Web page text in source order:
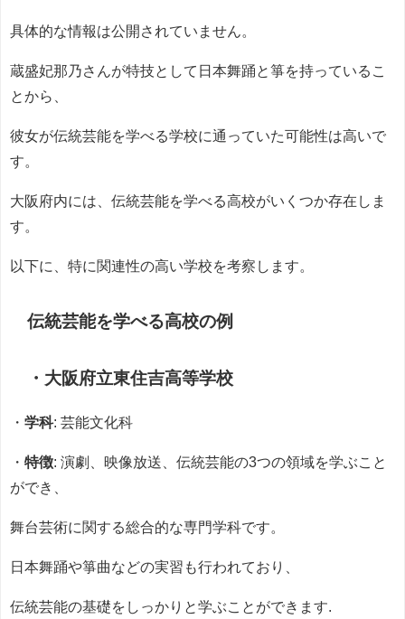
具体的な情報は公開されていません。
蔵盛妃那乃さんが特技として日本舞踊と箏を持っているこ
とから、
彼女が伝統芸能を学べる学校に通っていた可能性は高いで
す。
大阪府内には、伝統芸能を学べる高校がいくつか存在しま
す。
以下に、特に関連性の高い学校を考察します。
伝統芸能を学べる高校の例
・大阪府立東住吉高等学校
・ 学科: 芸能文化科
・ 特徴: 演劇、映像放送、伝統芸能の3つの領域を学ぶこと
ができ、
舞台芸術に関する総合的な専門学科です。
日本舞踊や箏曲などの実習も行われており、
伝統芸能の基礎をしっかりと学ぶことができます.